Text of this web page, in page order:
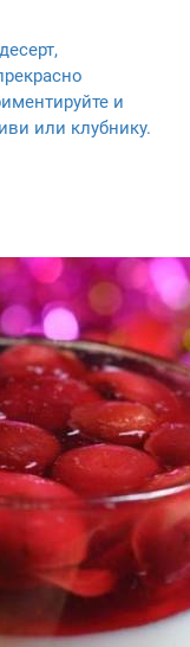
и
или клубнику.